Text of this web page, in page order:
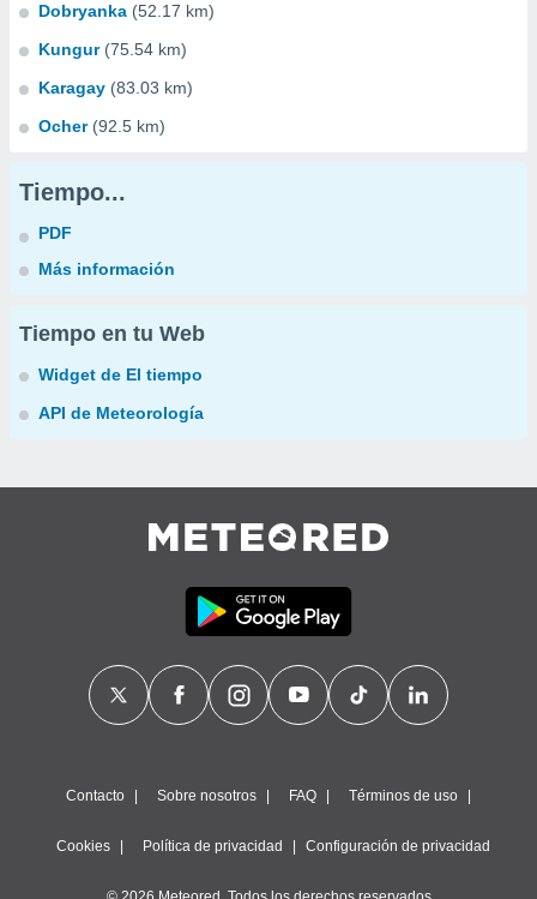
Dobryanka (52.17 km)
Kungur (75.54 km)
Karagay (83.03 km)
Ocher (92.5 km)
Tiempo...
PDF
Más información
Tiempo en tu Web
Widget de El tiempo
API de Meteorología
Contacto Sobre nosotros FAQ Términos de uso
Cookies Política de privacidad Configuración de privacidad